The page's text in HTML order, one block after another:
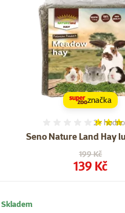
7
Seno Nature Land Hay
2×
Původní cena
199 Kč
Cena
139 Kč
značka
Skladem